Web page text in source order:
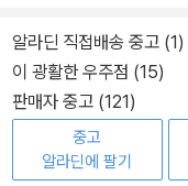
알라딘 직접배송 중고 (1)
이 광활한 우주점 (15)
판매자 중고 (121)
중고
알라딘에 팔기